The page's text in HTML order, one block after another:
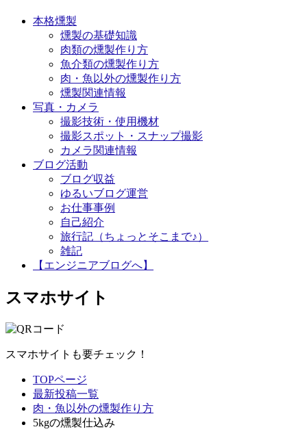
本格燻製
燻製の基礎知識
肉類の燻製作り方
魚介類の燻製作り方
肉・魚以外の燻製作り方
燻製関連情報
写真・カメラ
撮影技術・使用機材
撮影スポット・スナップ撮影
カメラ関連情報
ブログ活動
ブログ収益
ゆるいブログ運営
お仕事事例
自己紹介
旅行記（ちょっとそこまで♪）
雑記
【エンジニアブログへ】
スマホサイト
スマホサイトも要チェック！
TOPページ
最新投稿一覧
肉・魚以外の燻製作り方
5kgの燻製仕込み